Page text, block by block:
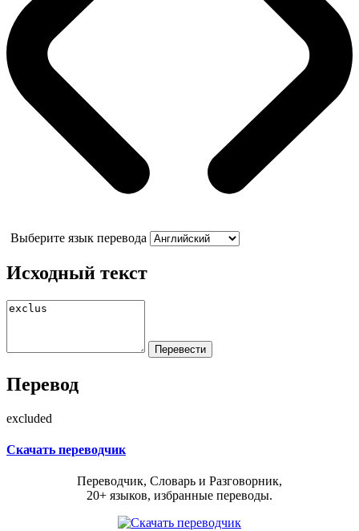
Выберите язык перевода
Исходный текст
Перевод
excluded
Скачать переводчик
Переводчик, Словарь и Разговорник,
20+ языков, избранные переводы.